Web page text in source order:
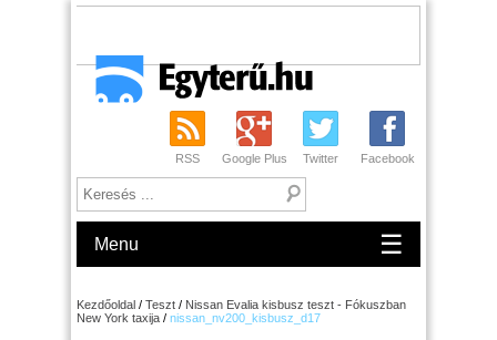
RSS Google Plus Twitter Facebook
Menu ☰
Kezdőoldal / Teszt / Nissan Evalia kisbusz teszt - Fókuszban
New York taxija / nissan_nv200_kisbusz_d17